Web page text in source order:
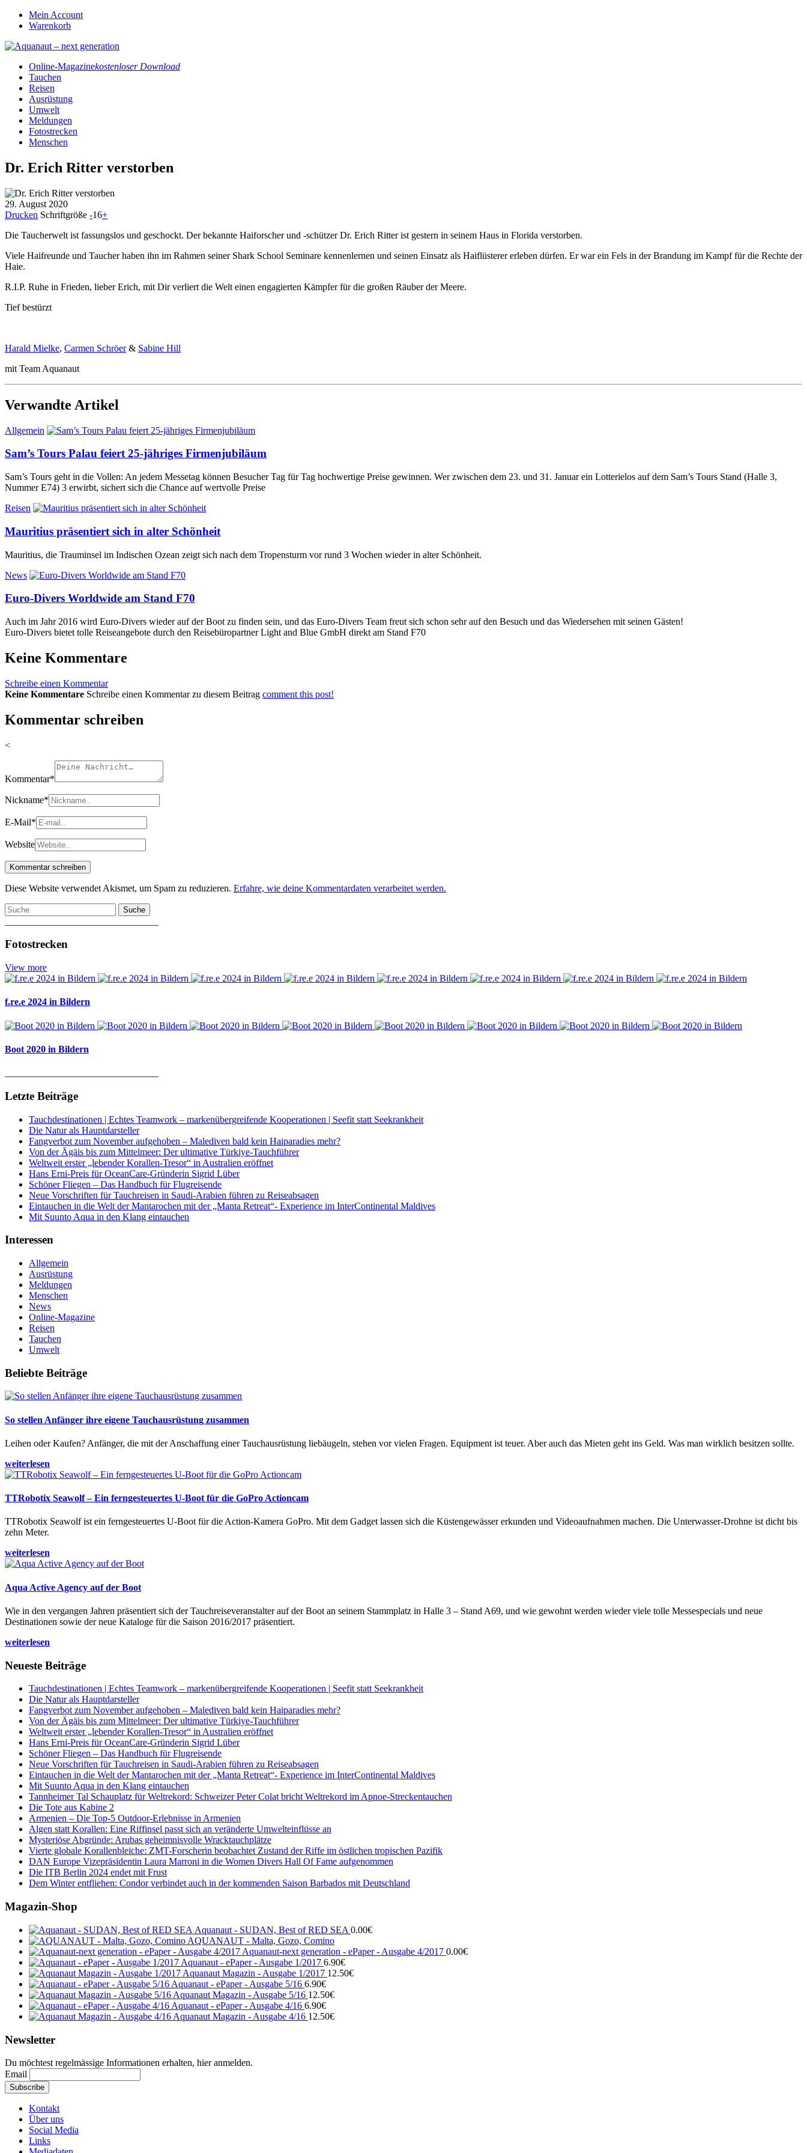
Mein Account
Warenkorb
Online-Magazinekostenloser Download
Tauchen
Reisen
Ausrüstung
Umwelt
Meldungen
Fotostrecken
Menschen
Dr. Erich Ritter verstorben
29. August 2020
Drucken Schriftgröße -16+
Die Taucherwelt ist fassungslos und geschockt. Der bekannte Haiforscher und -schützer Dr. Erich Ritter ist gestern in seinem Haus in Florida verstorben.
Viele Haifreunde und Taucher haben ihn im Rahmen seiner Shark School Seminare kennenlernen und seinen Einsatz als Haiflüsterer erleben dürfen. Er war ein Fels in der Brandung im Kampf für die Rechte der
Haie.
R.I.P. Ruhe in Frieden, lieber Erich, mit Dir verliert die Welt einen engagierten Kämpfer für die großen Räuber der Meere.
Tief bestürzt
Harald Mielke, Carmen Schröer& Sabine Hill
mit Team Aquanaut
Verwandte Artikel
Allgemein
Sam’s Tours Palau feiert 25-jähriges Firmenjubiläum
Sam’s Tours geht in die Vollen: An jedem Messetag können Besucher Tag für Tag hochwertige Preise gewinnen. Wer zwischen dem 23. und 31. Januar ein Lotterielos auf dem Sam’s Tours Stand (Halle 3,
Nummer E74) 3 erwirbt, sichert sich die Chance auf wertvolle Preise
Reisen
Mauritius präsentiert sich in alter Schönheit
Mauritius, die Trauminsel im Indischen Ozean zeigt sich nach dem Tropensturm vor rund 3 Wochen wieder in alter Schönheit.
News
Euro-Divers Worldwide am Stand F70
Auch im Jahr 2016 wird Euro-Divers wieder auf der Boot zu finden sein, und das Euro-Divers Team freut sich schon sehr auf den Besuch und das Wiedersehen mit seinen Gästen!
Euro-Divers bietet tolle Reiseangebote durch den Reisebüropartner Light and Blue GmbH direkt am Stand F70
Keine Kommentare
Schreibe einen Kommentar
Keine Kommentare Schreibe einen Kommentar zu diesem Beitrag comment this post!
Kommentar schreiben
<
Kommentar*
Nickname*
E-Mail*
Website
Diese Website verwendet Akismet, um Spam zu reduzieren. Erfahre, wie deine Kommentardaten verarbeitet werden.
Suche
Fotostrecken
View more
f.re.e 2024 in Bildern
Boot 2020 in Bildern
Letzte Beiträge
Tauchdestinationen | Echtes Teamwork – markenübergreifende Kooperationen | Seefit statt Seekrankheit
Die Natur als Hauptdarsteller
Fangverbot zum November aufgehoben – Malediven bald kein Haiparadies mehr?
Von der Ägäis bis zum Mittelmeer: Der ultimative Türkiye-Tauchführer
Weltweit erster „lebender Korallen-Tresor“ in Australien eröffnet
Hans Erni-Preis für OceanCare-Gründerin Sigrid Lüber
Schöner Fliegen – Das Handbuch für Flugreisende
Neue Vorschriften für Tauchreisen in Saudi-Arabien führen zu Reiseabsagen
Eintauchen in die Welt der Mantarochen mit der „Manta Retreat“- Experience im InterContinental Maldives
Mit Suunto Aqua in den Klang eintauchen
Interessen
Allgemein
Ausrüstung
Meldungen
Menschen
News
Online-Magazine
Reisen
Tauchen
Umwelt
Beliebte Beiträge
So stellen Anfänger ihre eigene Tauchausrüstung zusammen
Leihen oder Kaufen? Anfänger, die mit der Anschaffung einer Tauchausrüstung liebäugeln, stehen vor vielen Fragen. Equipment ist teuer. Aber auch das Mieten geht ins Geld. Was man wirklich besitzen sollte.
weiterlesen
TTRobotix Seawolf – Ein ferngesteuertes U-Boot für die GoPro Actioncam
TTRobotix Seawolf ist ein ferngesteuertes U-Boot für die Action-Kamera GoPro. Mit dem Gadget lassen sich die Küstengewässer erkunden und Videoaufnahmen machen. Die Unterwasser-Drohne ist dicht bis
zehn Meter.
weiterlesen
Aqua Active Agency auf der Boot
Wie in den vergangen Jahren präsentiert sich der Tauchreiseveranstalter auf der Boot an seinem Stammplatz in Halle 3 – Stand A69, und wie gewohnt werden wieder viele tolle Messespecials und neue
Destinationen sowie der neue Kataloge für die Saison 2016/2017 präsentiert.
weiterlesen
Neueste Beiträge
Tauchdestinationen | Echtes Teamwork – markenübergreifende Kooperationen | Seefit statt Seekrankheit
Die Natur als Hauptdarsteller
Fangverbot zum November aufgehoben – Malediven bald kein Haiparadies mehr?
Von der Ägäis bis zum Mittelmeer: Der ultimative Türkiye-Tauchführer
Weltweit erster „lebender Korallen-Tresor“ in Australien eröffnet
Hans Erni-Preis für OceanCare-Gründerin Sigrid Lüber
Schöner Fliegen – Das Handbuch für Flugreisende
Neue Vorschriften für Tauchreisen in Saudi-Arabien führen zu Reiseabsagen
Eintauchen in die Welt der Mantarochen mit der „Manta Retreat“- Experience im InterContinental Maldives
Mit Suunto Aqua in den Klang eintauchen
Tannheimer Tal Schauplatz für Weltrekord: Schweizer Peter Colat bricht Weltrekord im Apnoe-Streckentauchen
Die Tote aus Kabine 2
Armenien – Die Top-5 Outdoor-Erlebnisse in Armenien
Algen statt Korallen: Eine Riffinsel passt sich an veränderte Umwelteinflüsse an
Mysteriöse Abgründe: Arubas geheimnisvolle Wracktauchplätze
Vierte globale Korallenbleiche: ZMT-Forscherin beobachtet Zustand der Riffe im östlichen tropischen Pazifik
DAN Europe Vizepräsidentin Laura Marroni in die Women Divers Hall Of Fame aufgenommen
Die ITB Berlin 2024 endet mit Frust
Dem Winter entfliehen: Condor verbindet auch in der kommenden Saison Barbados mit Deutschland
Magazin-Shop
Aquanaut - SUDAN, Best of RED SEA 0.00€
AQUANAUT - Malta, Gozo, Comino
Aquanaut-next generation - ePaper - Ausgabe 4/2017 0.00€
Aquanaut - ePaper - Ausgabe 1/2017 6.90€
Aquanaut Magazin - Ausgabe 1/2017 12.50€
Aquanaut - ePaper - Ausgabe 5/16 6.90€
Aquanaut Magazin - Ausgabe 5/16 12.50€
Aquanaut - ePaper - Ausgabe 4/16 6.90€
Aquanaut Magazin - Ausgabe 4/16 12.50€
Newsletter
Du möchtest regelmässige Informationen erhalten, hier anmelden.
Email
Kontakt
Über uns
Social Media
Links